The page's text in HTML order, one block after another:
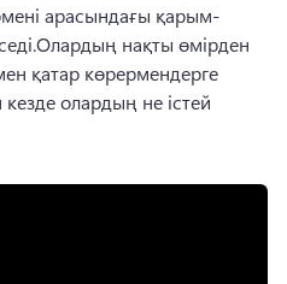
арасындағы қарым-
Олардың нақты өмірден
қатар көрермендерге
олардың не істей